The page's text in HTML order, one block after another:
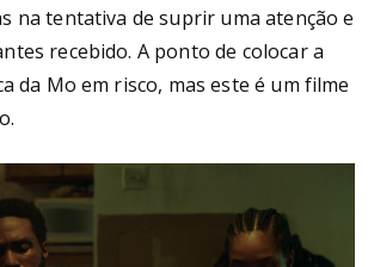
na tentativa de suprir uma atenção e
recebido. A ponto de colocar a
da Mo em risco, mas este é um filme